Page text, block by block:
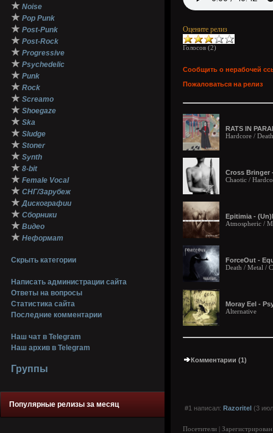
★ Noise
★ Pop Punk
★ Post-Punk
★ Post-Rock
★ Progressive
★ Psychedelic
★ Punk
★ Rock
★ Screamo
★ Shoegaze
★ Ska
★ Sludge
★ Stoner
★ Synth
★ 8-bit
★ Female Vocal
★ СНГ/Зарубеж
★ Дискографии
★ Сборники
★ Видео
★ Неформат
Скрыть категории
Написать администрации сайта
Ответы на вопросы
Статистика сайта
Последние комментарии
Наш чат в Telegram
Наш архив в Telegram
Группы
Популярные релизы за месяц
Оцените релиз
Голосов (2)
Сообщить о нерабочей
Пожаловаться на релиз
RATS IN
Hardcore / Death
Cross Bringer
Chaotic /
Epitimia -
Atmospheric /
ForceOut -
Death / Metal /
Moray Eel -
Alternative
Комментарии (1)
#1 написал: Razoritel (3
Посетители |